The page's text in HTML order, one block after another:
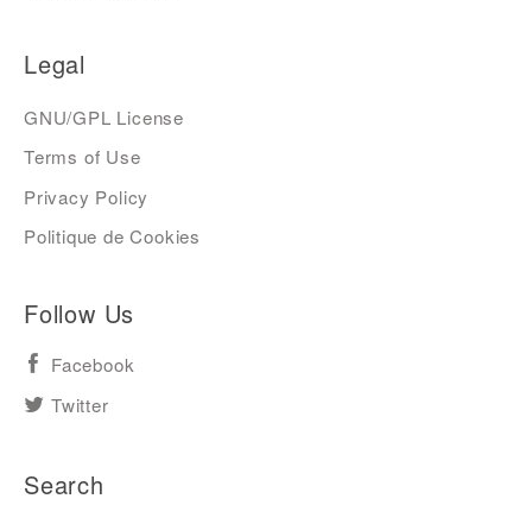
Legal
GNU/GPL License
Terms of Use
Privacy Policy
Politique de Cookies
Follow Us
Facebook
Twitter
Search